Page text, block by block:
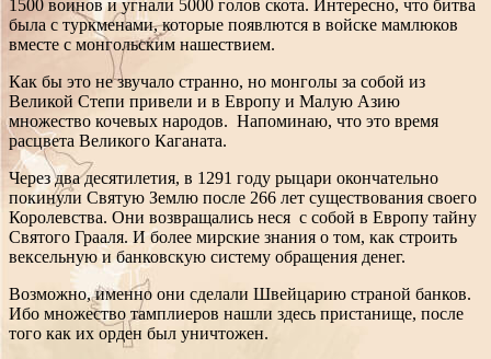
1500 воинов и угнали 5000 голов скота. Интересно, что битва
была с туркменами, которые появлются в войске мамлюков
вместе с монгольским нашествием.
Как бы это не звучало странно, но монголы за собой из
Великой Степи привели и в Европу и Малую Азию
множество кочевых народов. Напоминаю, что это время
расцвета Великого Каганата.
Через два десятилетия, в 1291 году рыцари окончательно
покинули Святую Землю после 266 лет существования своего
Королевства. Они возвращались неся с собой в Европу тайну
Святого Грааля. И более мирские знания о том, как строить
вексельную и банковскую систему обращения денег.
Возможно, именно они сделали Швейцарию страной банков.
Ибо множество тамплиеров нашли здесь пристанище, после
того как их орден был уничтожен.